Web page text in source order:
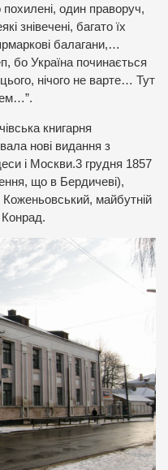
один праворуч,
знівечені, багато їх
балагани,…
бо Україна починається
нічого не варте… Тут
книгарня
нові видання з
і Москви.3 грудня 1857
що в Бердичеві),
майбутній